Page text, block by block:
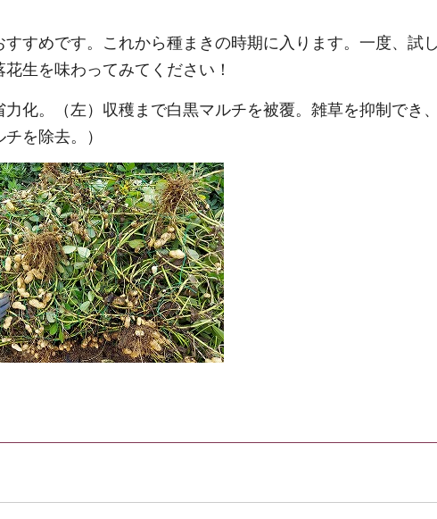
すめです。これから種まきの時期に入ります。一度、試
生を味わってみてください！
化。（左）収穫まで白黒マルチを被覆。雑草を抑制でき
を除去。）